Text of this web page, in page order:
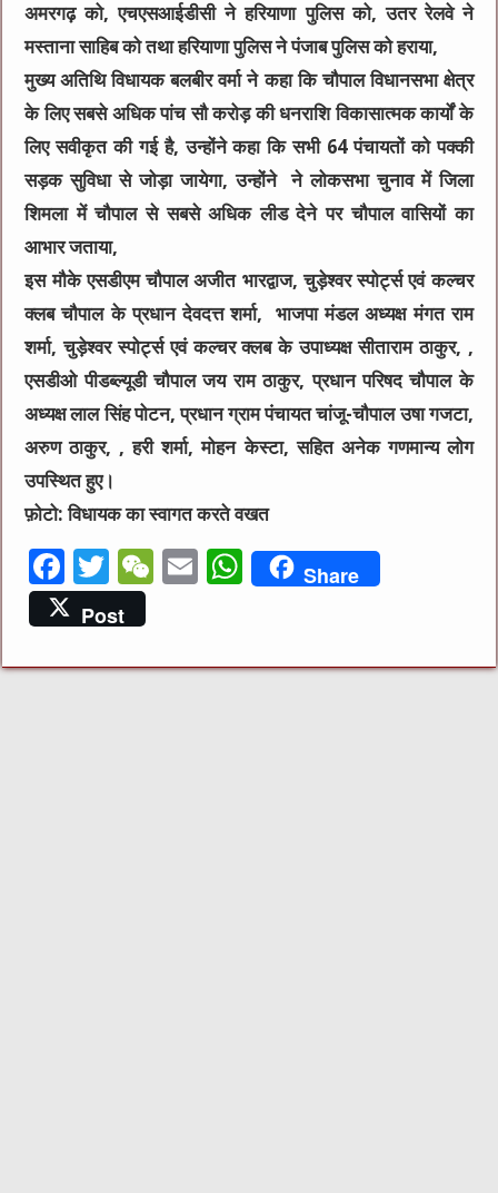
अमरगढ़ को, एचएसआईडीसी ने हरियाणा पुलिस को, उतर रेलवे ने
मस्ताना साहिब को तथा हरियाणा पुलिस ने पंजाब पुलिस को हराया,
मुख्य अतिथि विधायक बलबीर वर्मा ने कहा कि चौपाल विधानसभा क्षेत्र
के लिए सबसे अधिक पांच सौ करोड़ की धनराशि विकासात्मक कार्यों के
लिए सवीकृत की गई है, उन्होंने कहा कि सभी 64 पंचायतों को पक्की
सड़क सुविधा से जोड़ा जायेगा, उन्होंने ने लोकसभा चुनाव में जिला
शिमला में चौपाल से सबसे अधिक लीड देने पर चौपाल वासियों का
आभार जताया,
इस मौके एसडीएम चौपाल अजीत भारद्वाज, चुड़ेश्वर स्पोर्ट्स एवं कल्चर
क्लब चौपाल के प्रधान देवदत्त शर्मा, भाजपा मंडल अध्यक्ष मंगत राम
शर्मा, चुड़ेश्वर स्पोर्ट्स एवं कल्चर क्लब के उपाध्यक्ष सीताराम ठाकुर, ,
एसडीओ पीडब्ल्यूडी चौपाल जय राम ठाकुर, प्रधान परिषद चौपाल के
अध्यक्ष लाल सिंह पोटन, प्रधान ग्राम पंचायत चांजू-चौपाल उषा गजटा,
अरुण ठाकुर, , हरी शर्मा, मोहन केस्टा, सहित अनेक गणमान्य लोग
उपस्थित हुए।
फ़ोटो: विधायक का स्वागत करते वखत
F
a
c
e
T
w
it
te
W
h
E
l
W
s
Share
Post